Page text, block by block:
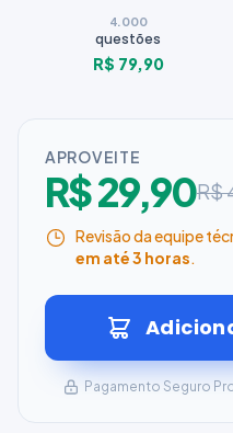
4.000
questões
R$ 79,90
APROVEITE
R$ 29,90R$
Revisão da equipe
em até 3 horas.
Pagamento Seguro